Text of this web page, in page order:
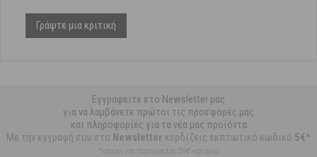
Γράψτε μια κριτική
Εγγραφείτε στο Newsletter μας
για να λαμβάνετε πρώτοι τις προσφορές μας
και πληροφορίες για τα νέα μας προϊόντα
Με την εγγραφή σου στο Newsletter κερδίζεις εκπτωτικό κωδικό 5€*
*ισχύει για παραγγελία 59€ και άνω